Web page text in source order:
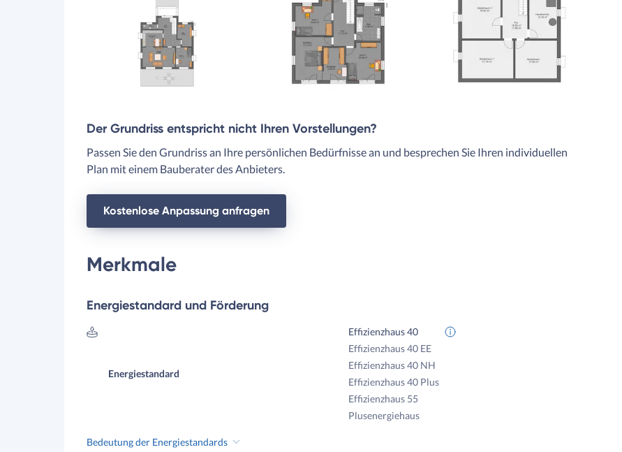
Der Grundriss entspricht nicht Ihren Vorstellungen?
Passen Sie den Grundriss an Ihre persönlichen Bedürfnisse an und besprechen Sie Ihren individuellen
Plan mit einem Bauberater des Anbieters.
Kostenlose Anpassung anfragen
Merkmale
Energiestandard und Förderung
Energiestandard
Effizienzhaus 40
Effizienzhaus 40 EE
Effizienzhaus 40 NH
Effizienzhaus 40 Plus
Effizienzhaus 55
Plusenergiehaus
Bedeutung der Energiestandards